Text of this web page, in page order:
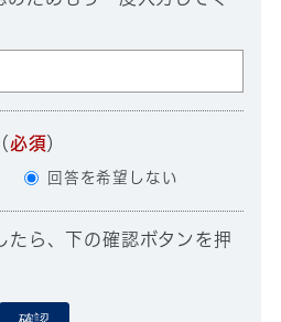
（必須）
回答を希望しない
たら、下の確認ボタンを押